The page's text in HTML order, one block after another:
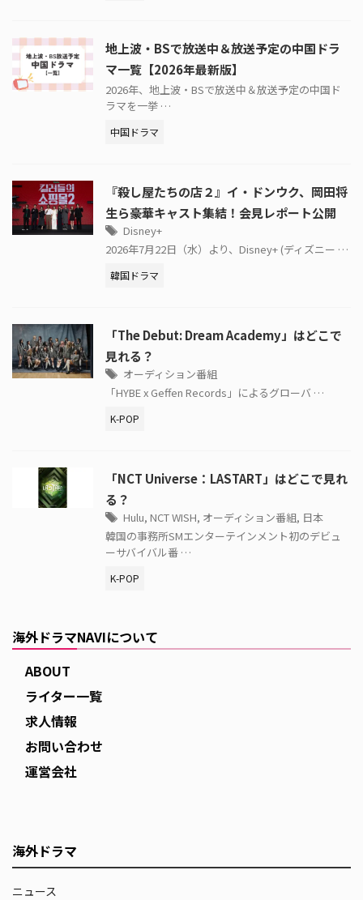
地上波・BSで放送中＆放送予定の中国ドラ
マ一覧【2026年最新版】
2026年、地上波・BSで放送中＆放送予定の中国ド
ラマを一挙 …
中国ドラマ
『殺し屋たちの店２』イ・ドンウク、岡田将
生ら豪華キャスト集結！会見レポート公開
Disney+
2026年7月22日（水）より、Disney+ (ディズニー …
韓国ドラマ
「The Debut: Dream Academy」はどこで
見れる？
オーディション番組
「HYBE x Geffen Records」によるグローバ …
K-POP
「NCT Universe：LASTART」はどこで見れ
る？
Hulu, NCT WISH, オーディション番組, 日本
韓国の事務所SMエンターテインメント初のデビュ
ーサバイバル番 …
K-POP
海外ドラマNAVIについて
ABOUT
ライター一覧
求人情報
お問い合わせ
運営会社
海外ドラマ
ニュース